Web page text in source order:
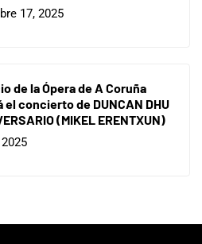
17, 2025
de la Ópera de A Coruña
el concierto de DUNCAN DHU
(MIKEL ERENTXUN)